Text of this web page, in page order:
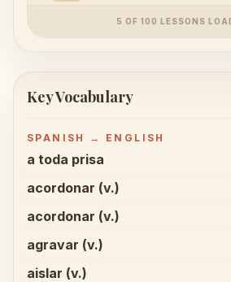
5 OF 100 LESSONS
Key Vocabulary
SPANISH → ENGLISH
a toda prisa
acordonar (v.)
acordonar (v.)
agravar (v.)
aislar (v.)